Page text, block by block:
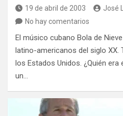
19 de abril de 2003
José
No hay comentarios
El músico cubano Bola de
latino-americanos del siglo XX.
los Estados Unidos. ¿Quién
un…